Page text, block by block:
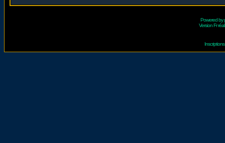
Powered by
Version Fr